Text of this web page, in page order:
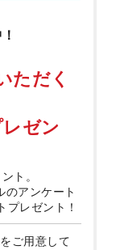
ただく
ゼン
ト。
のアンケート
レゼント！
ご用意して